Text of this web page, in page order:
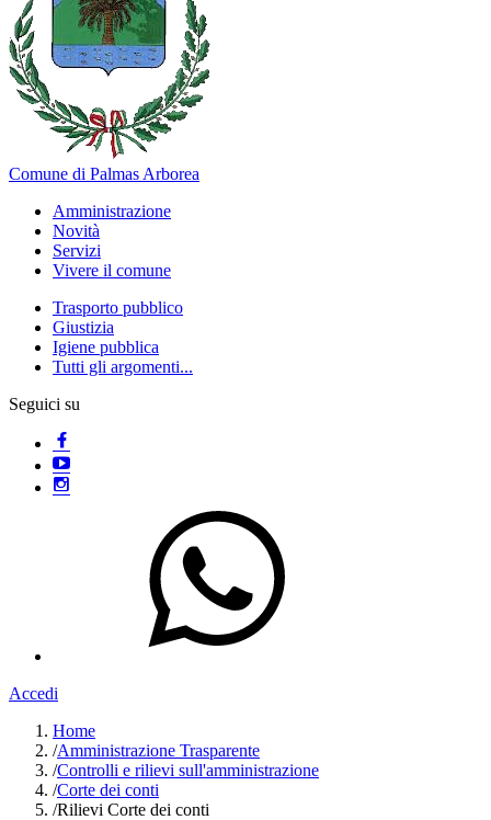
Comune di Palmas Arborea
Amministrazione
Novità
Servizi
Vivere il comune
Trasporto pubblico
Giustizia
Igiene pubblica
Tutti gli argomenti...
Seguici su
Accedi
Home
/Amministrazione Trasparente
/Controlli e rilievi sull'amministrazione
/Corte dei conti
/Rilievi Corte dei conti